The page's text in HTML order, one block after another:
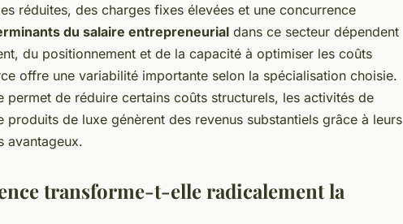
réduites, des charges fixes élevées et une concurrence
du salaire entrepreneurial dans ce secteur dépendent
du positionnement et de la capacité à optimiser les coûts
offre une variabilité importante selon la spécialisation choisie.
permet de réduire certains coûts structurels, les activités de
produits de luxe génèrent des revenus substantiels grâce à leurs
avantageux.
transforme-t-elle radicalement la